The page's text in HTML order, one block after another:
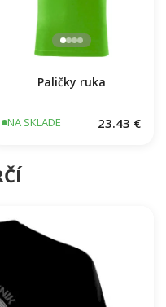
Paličky ruka
NA SKLADE 23.43 €